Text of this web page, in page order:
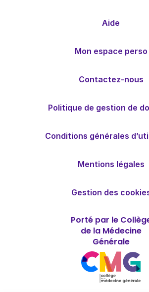
Aide
Mon espace perso
Contactez-nous
Politique de gestion de
Conditions générales
Mentions légales
Gestion des
Porté par le
de la Médecine
Générale